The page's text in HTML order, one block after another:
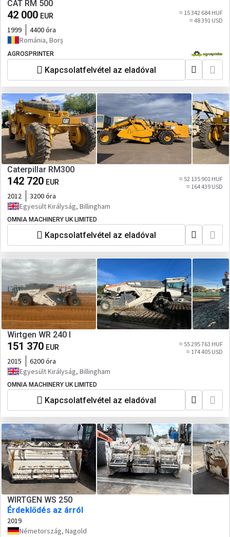
CAT RM 500
42 000 EUR
≈ 15 342 684 HUF
≈ 48 391 USD
1999
4400 óra
Románia, Borș
AGROSPRINTER
Kapcsolatfelvétel az eladóval
Caterpillar RM300
142 720 EUR
≈ 52 135 901 HUF
≈ 164 439 USD
2012
3200 óra
Egyesült Királyság, Billingham
OMNIA MACHINERY UK LIMITED
Kapcsolatfelvétel az eladóval
Wirtgen WR 240 I
151 370 EUR
≈ 55 295 763 HUF
≈ 174 405 USD
2015
6200 óra
Egyesült Királyság, Billingham
OMNIA MACHINERY UK LIMITED
Kapcsolatfelvétel az eladóval
WIRTGEN WS 250
Érdeklődés az árról
2019
Németország, Nagold